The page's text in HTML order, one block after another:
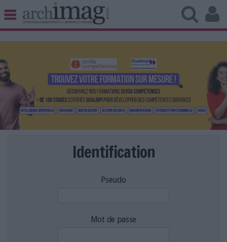
BIBLIOTHÈQUE ÉDITION
UNIVERS DATA
TRAVAIL COLLABORATIF
VIE NUMÉRIQUE
NUMÉRIQUE RESPONSABLE
Identification
Pseudo
Mot de passe